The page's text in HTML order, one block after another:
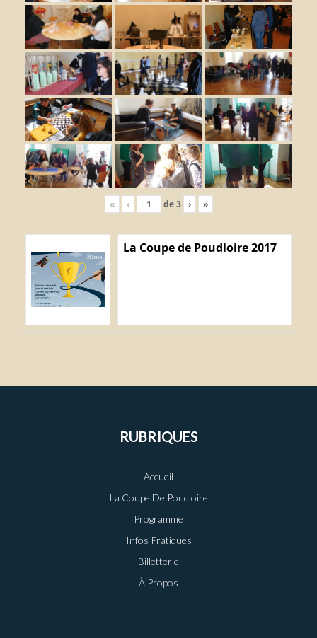
« ‹ de3 › »
La Coupe de Poudloire 2017
RUBRIQUES
Accueil
La Coupe De Poudloire
Programme
Infos Pratiques
Billetterie
À Propos